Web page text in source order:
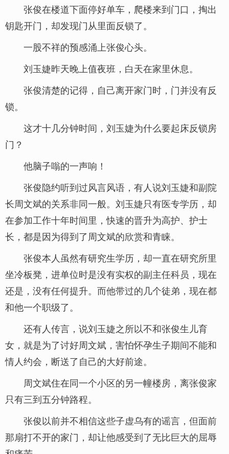
张俊在楼道下面停好单车，爬楼来到门口，掏出
钥匙开门，却发现门从里面反锁了。
一股不祥的预感涌上张俊心头。
刘玉婕昨天晚上值夜班，白天在家里休息。
张俊清楚的记得，自己离开家门时，门并没有反
锁。
这才十几分钟时间，刘玉婕为什么要起床反锁房
门？
他脑子嗡的一声响！
张俊隐约听到过风言风语，有人说刘玉婕和副院
长周文斌的关系非同一般。刘玉婕只有医专学历，却
在参加工作十年时间里，快速的晋升为高护、护士
长，都是因为得到了周文斌的欣赏和青睐。
张俊本人虽然有研究生学历，却一直在研究所里
坐冷板凳，进单位时是没有实权的副主任科员，现在
还是，没有任何提升。而他带过的几个徒弟，现在都
和他一个职级了。
还有人传言，说刘玉婕之所以不和张俊生儿育
女，就是为了讨好周文斌，害怕怀孕生子期间不能和
情人约会，断送了自己的大好前途。
周文斌住在同一个小区的另一幢楼房，离张俊家
只有三到五分钟路程。
张俊以前并不相信这些子虚乌有的谣言，但面前
那扇打不开的家门，却让他感受到了无比巨大的屈辱